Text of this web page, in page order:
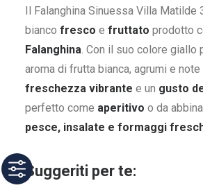
Il Falanghina Sinuessa Villa Matilde
bianco fresco e fruttato prodotto
Falanghina. Con il suo colore giallo
aroma di frutta bianca, agrumi e
freschezza vibrante e un gusto
perfetto come aperitivo o da
pesce, insalate e formaggi
Suggeriti per te: